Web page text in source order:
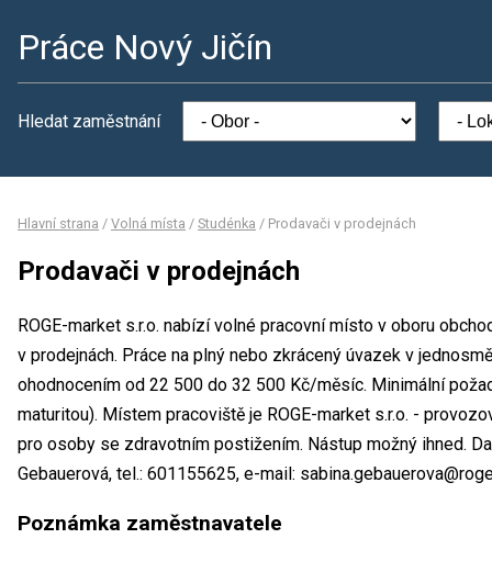
Práce Nový Jičín
Hledat zaměstnání
Hlavní strana / Volná místa / Studénka / Prodavači v prodejnách
Prodavači v prodejnách
ROGE-market s.r.o. nabízí volné pracovní místo v oboru
v prodejnách. Práce na plný nebo zkrácený úvazek v
ohodnocením od 22 500 do 32 500 Kč/měsíc. Minimální
maturitou). Místem pracoviště je ROGE-market s.r.o. -
pro osoby se zdravotním postižením. Nástup možný ihned.
Gebauerová, tel.: 601155625, e-mail:
Poznámka zaměstnavatele